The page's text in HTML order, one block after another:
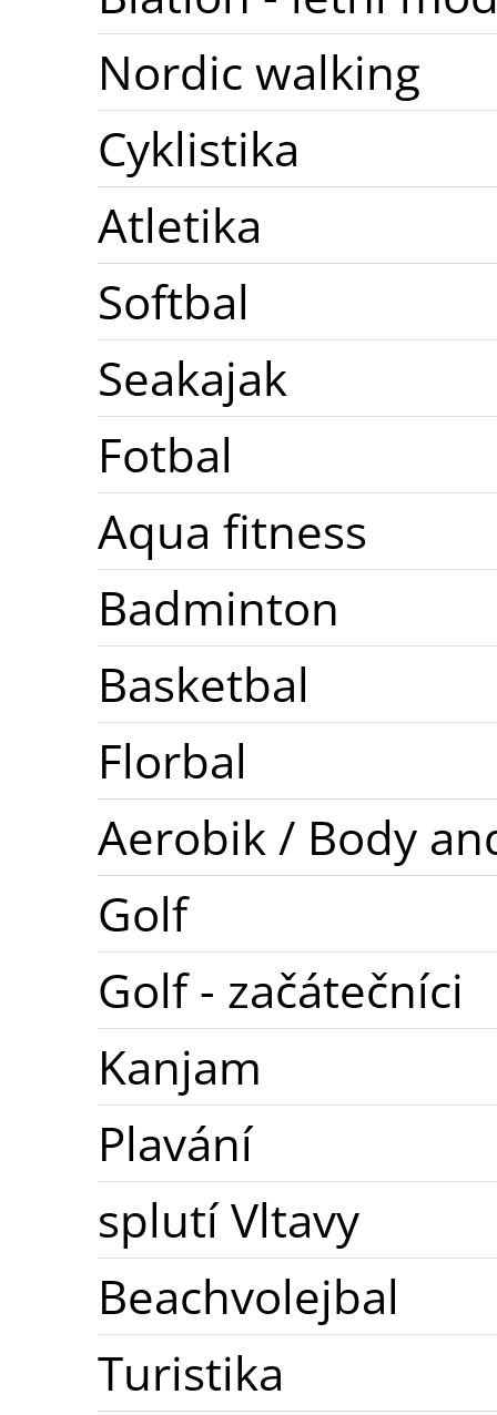
Nordic walking
Cyklistika
Atletika
Softbal
Seakajak
Fotbal
Aqua fitness
Badminton
Basketbal
Florbal
Aerobik / Body
Golf
Golf - začátečníci
Kanjam
Plavání
splutí Vltavy
Beachvolejbal
Turistika